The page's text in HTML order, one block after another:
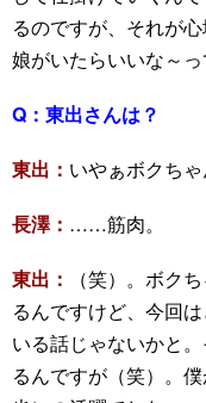
るのですが、それが
娘がいたらいいな～っ
Q： 東出さんは？
東出： いやぁボクち
長澤： ……筋肉。
東出：
（笑）。ボク
るんですけど、今回
いる話じゃないかと
るんですが（笑）。